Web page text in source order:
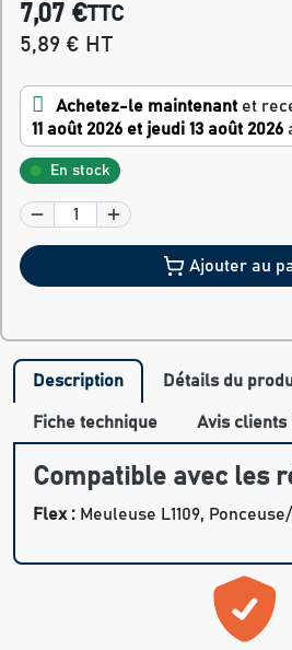
7,07 €TTC
5,89 € HT
Achetez-le maintenant et
11 août 2026 et jeudi 13 août 2026
En stock
Ajouter au
Description Détails du
Fiche technique Avis clients
Compatible avec les
Flex : Meuleuse L1109,